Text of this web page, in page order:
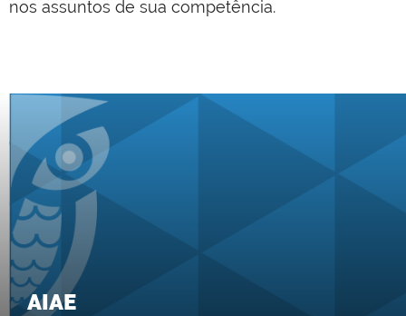
nos assuntos de sua competência.
AIAE